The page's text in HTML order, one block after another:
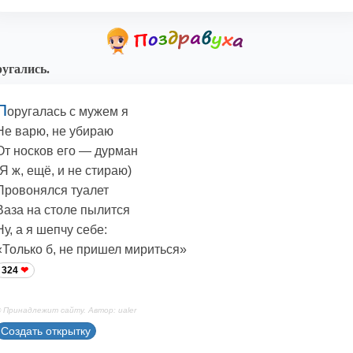
оругалась с мужем я
варю, не убираю
носков его — дурман
ж, ещё, и не стираю)
туалет
на столе пылится
а я шепчу себе:
б, не пришел мириться»
324
Принадлежит сайту. Автор: ualer
Создать открытку